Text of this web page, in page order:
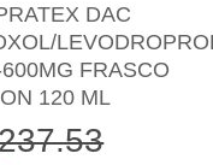
DAC
FRASCO
120 ML